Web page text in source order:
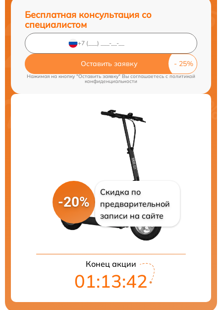
Бесплатная консультация со
специалистом
Оставить заявку
Нажимая на кнопку "Оставить заявку" Вы соглашаетесь cполитикой
конфиденциальности
-20%
Скидка по
предварительной
записи на сайте
Конец акции
01:13:41